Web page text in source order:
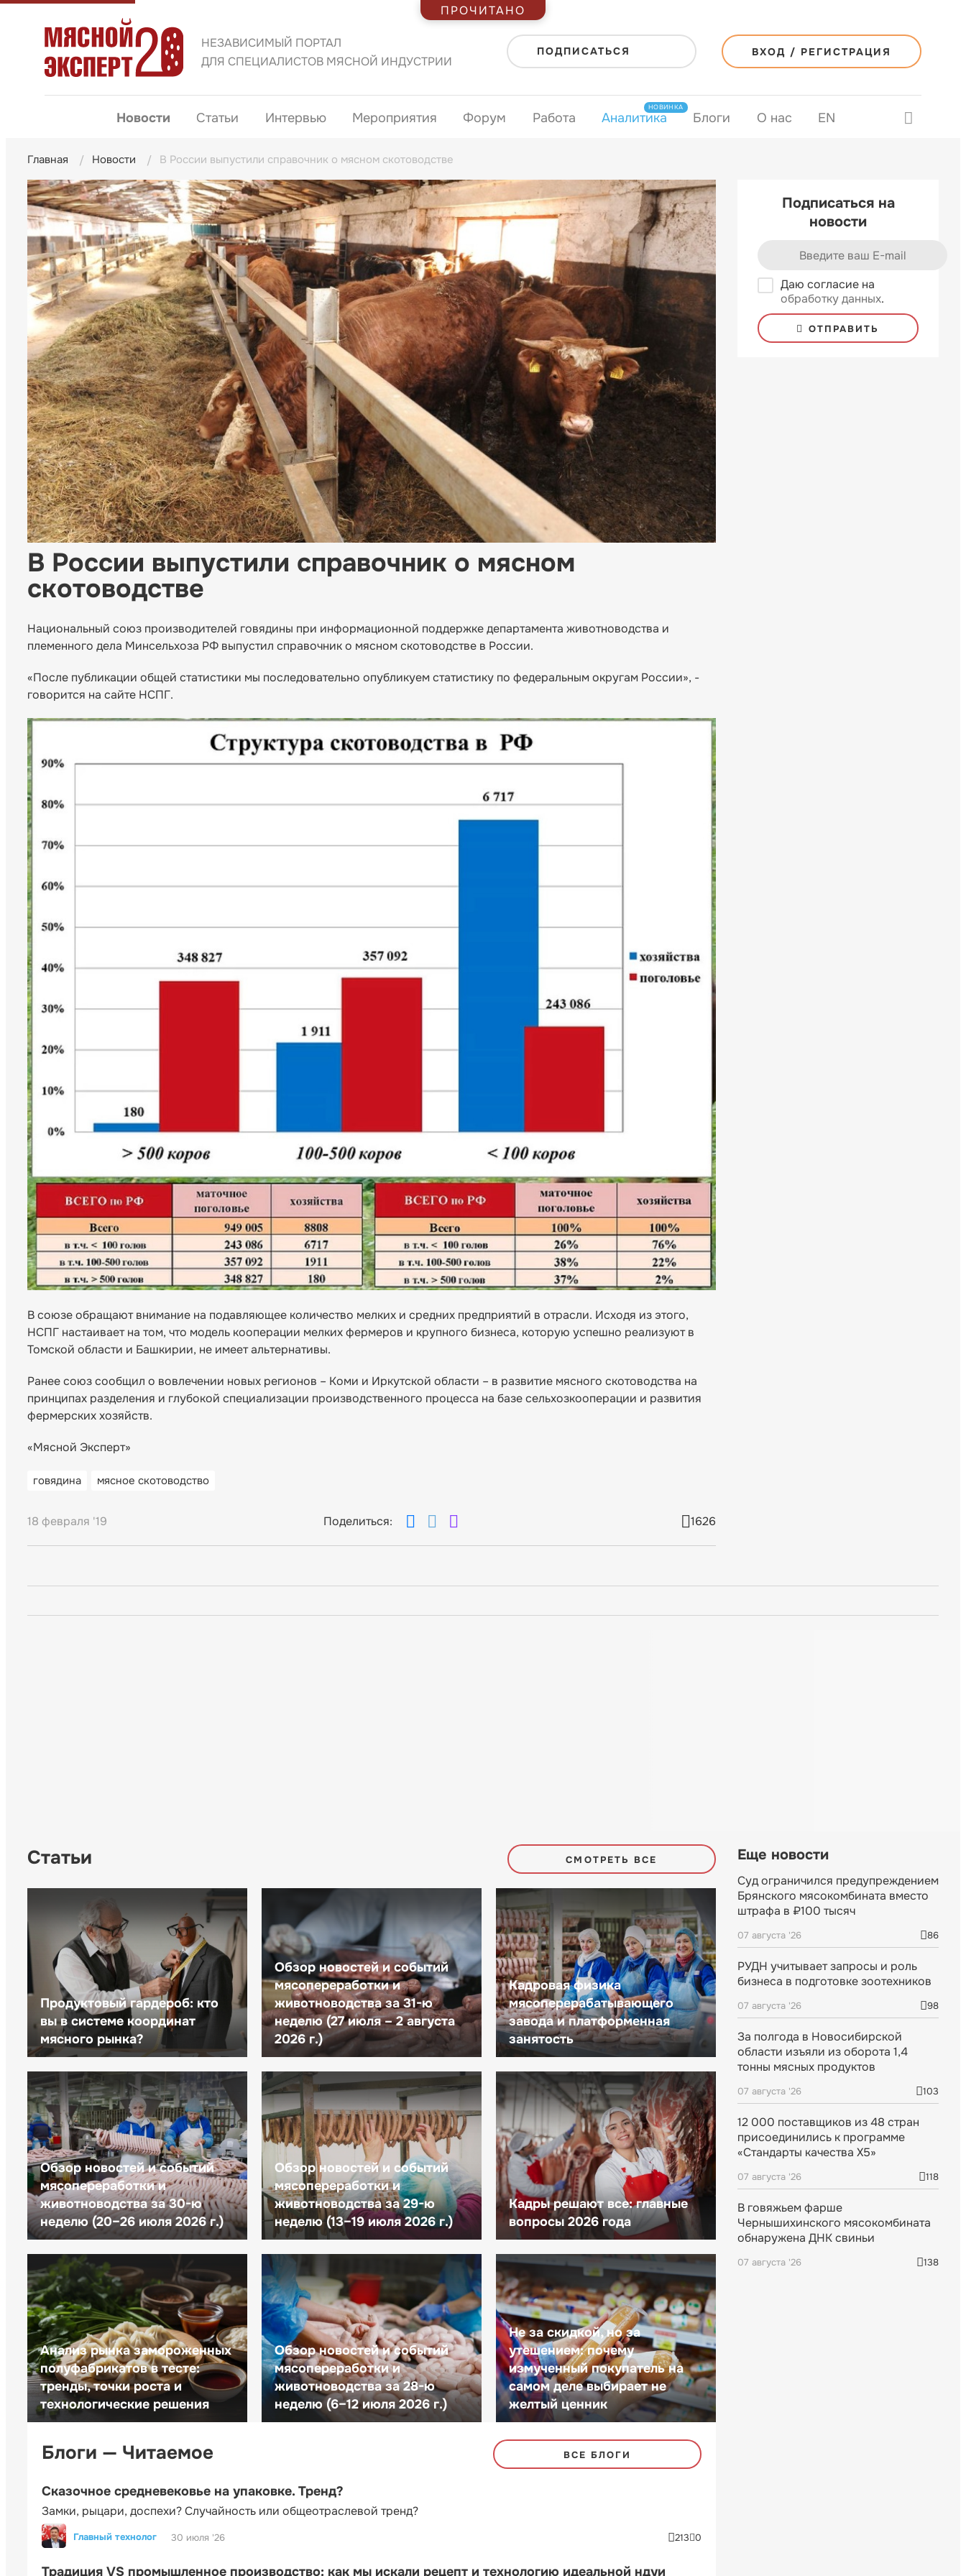
НЕЗАВИСИМЫЙ ПОРТАЛ
ДЛЯ СПЕЦИАЛИСТОВ МЯСНОЙ ИНДУСТРИИ
ПОДПИСАТЬСЯ ВХОД / РЕГИСТРАЦИЯ
Новости Статьи Интервью Мероприятия Форум Работа Аналитика
НОВИНКА
Блоги О нас EN
Главная Новости В России выпустили справочник о мясном скотоводстве
В России выпустили справочник о мясном
скотоводстве
Национальный союз производителей говядины при информационной поддержке департамента животноводства и
племенного дела Минсельхоза РФ выпустил справочник о мясном скотоводстве в России.
«После публикации общей статистики мы последовательно опубликуем статистику по федеральным округам России», -
говорится на сайте НСПГ.
В союзе обращают внимание на подавляющее количество мелких и средних предприятий в отрасли. Исходя из этого,
НСПГ настаивает на том, что модель кооперации мелких фермеров и крупного бизнеса, которую успешно реализуют в
Томской области и Башкирии, не имеет альтернативы.
Ранее союз сообщил о вовлечении новых регионов – Коми и Иркутской области – в развитие мясного скотоводства на
принципах разделения и глубокой специализации производственного процесса на базе сельхозкооперации и развития
фермерских хозяйств.
«Мясной Эксперт»
говядина мясное скотоводство
18 февраля '19 Поделиться: 1626
Подписаться на
новости
Даю согласие на
обработку данных.
ОТПРАВИТЬ
Статьи СМОТРЕТЬ ВСЕ
Продуктовый гардероб: кто
вы в системе координат
мясного рынка?
Обзор новостей и событий
мясопереработки и
животноводства за 31-ю
неделю (27 июля – 2 августа
2026 г.)
Кадровая физика
мясоперерабатывающего
завода и платформенная
занятость
Обзор новостей и событий
мясопереработки и
животноводства за 30-ю
неделю (20–26 июля 2026 г.)
Обзор новостей и событий
мясопереработки и
животноводства за 29-ю
неделю (13–19 июля 2026 г.)
Кадры решают все: главные
вопросы 2026 года
Анализ рынка замороженных
полуфабрикатов в тесте:
тренды, точки роста и
технологические решения
Обзор новостей и событий
мясопереработки и
животноводства за 28-ю
неделю (6–12 июля 2026 г.)
Не за скидкой, но за
утешением: почему
измученный покупатель на
самом деле выбирает не
желтый ценник
Блоги — Читаемое ВСЕ БЛОГИ
Сказочное средневековье на упаковке. Тренд?
Замки, рыцари, доспехи? Случайность или общеотраслевой тренд?
Главный технолог 30 июля '26 213 0
Традиция VS промышленное производство: как мы искали рецепт и технологию идеальной ндуи
Еще новости
Суд ограничился предупреждением
Брянского мясокомбината вместо
штрафа в ₽100 тысяч
07 августа '26 86
РУДН учитывает запросы и роль
бизнеса в подготовке зоотехников
07 августа '26 98
За полгода в Новосибирской
области изъяли из оборота 1,4
тонны мясных продуктов
07 августа '26 103
12 000 поставщиков из 48 стран
присоединились к программе
«Стандарты качества X5»
07 августа '26 118
В говяжьем фарше
Чернышихинского мясокомбината
обнаружена ДНК свиньи
07 августа '26 138
ПРОЧИТАНО